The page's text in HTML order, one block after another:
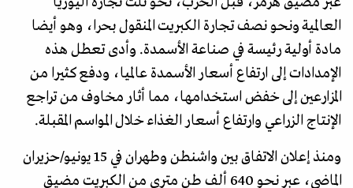
العالمية ونحو نصف تجارة الكبريت المنقول بحرا، وهو أيضا
مادة أولية رئيسة في صناعة الأسمدة. وأدى تعطل هذه
الإمدادات إلى ارتفاع أسعار الأسمدة عالميا، ودفع كثيرا من
المزارعين إلى خفض استخدامها، مما أثار مخاوف من تراجع
الإنتاج الزراعي وارتفاع أسعار الغذاء خلال المواسم المقبلة.
ومنذ إعلان الاتفاق بين واشنطن وطهران في 15 يونيو/حزيران
الماضي، عبر نحو 640 ألف طن متري من الكبريت مضيق